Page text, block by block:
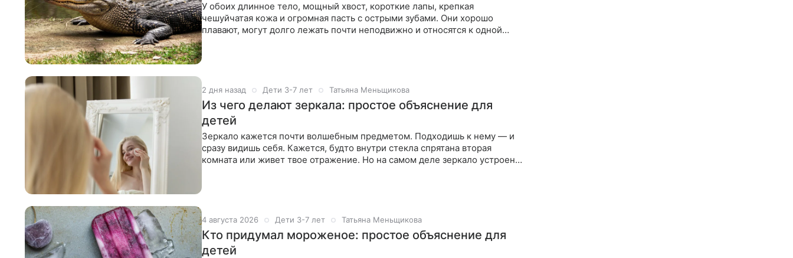
У обоих длинное тело, мощный хвост, короткие лапы, крепкая
чешуйчатая кожа и огромная пасть с острыми зубами. Они хорошо
плавают, могут долго лежать почти неподвижно и относятся к одной
2 дня назад Дети 3-7 лет Татьяна Меньщикова
Из чего делают зеркала: простое объяснение для
детей
Зеркало кажется почти волшебным предметом. Подходишь к нему — и
сразу видишь себя. Кажется, будто внутри стекла спрятана вторая
комната или живет твое отражение. Но на самом деле зеркало устроено
4 августа 2026 Дети 3-7 лет Татьяна Меньщикова
Кто придумал мороженое: простое объяснение для
детей